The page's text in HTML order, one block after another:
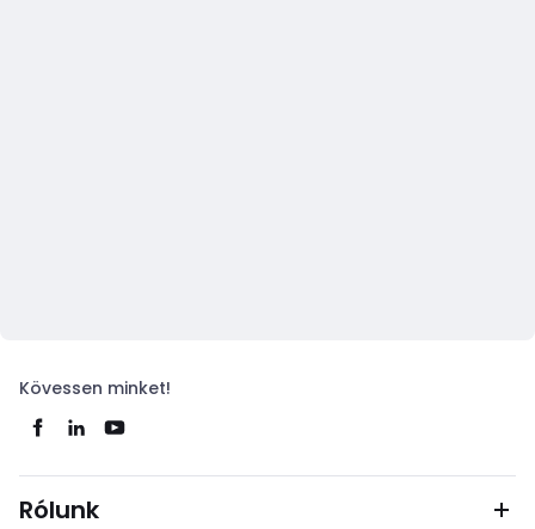
Kövessen minket!
Rólunk